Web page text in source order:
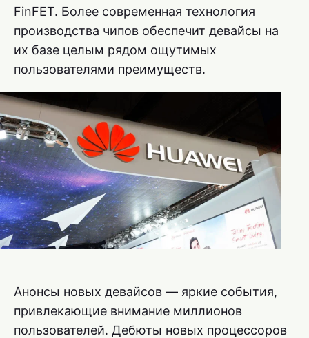
FinFET. Более современная технология
производства чипов обеспечит девайсы на
их базе целым рядом ощутимых
пользователями преимуществ.
Анонсы новых девайсов — яркие события,
привлекающие внимание миллионов
пользователей. Дебюты новых процессоров